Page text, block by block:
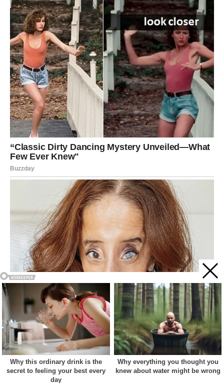
Acest site web folosește cookie-uri pentru a vă îmbunătăți
experiența. Vom presupune că sunteți de acord cu asta dacă
vă continuați navigarea.
Cookie settings ACCEPT